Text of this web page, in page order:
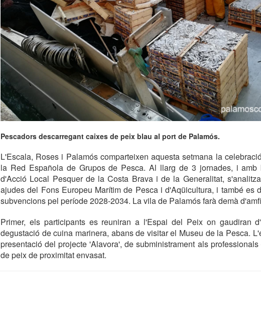
Pescadors descarregant caixes de peix blau al port de Palamós.
L'Escala, Roses i Palamós comparteixen aquesta setmana la
la Red Española de Grupos de Pesca. Al llarg de 3 jornades, i amb
d'Acció Local Pesquer de la Costa Brava i de la Generalitat,
ajudes del Fons Europeu Marítim de Pesca i d'Aqüicultura, i també es
subvencions pel període 2028-2034. La vila de Palamós farà demà
Primer, els participants es reuniran a l'Espai del Peix on gaudiran
degustació de cuina marinera, abans de visitar el Museu de la Pesca.
presentació del projecte 'Alavora', de subministrament als
de peix de proximitat envasat.